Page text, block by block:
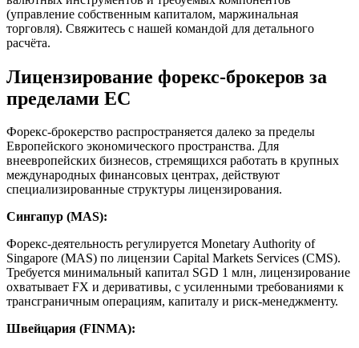
(управление собственным капиталом, маржинальная
торговля). Свяжитесь с нашей командой для детального
расчёта.
Лицензирование форекс-брокеров за
пределами ЕС
Форекс-брокерство распространяется далеко за пределы
Европейского экономического пространства. Для
внеевропейских бизнесов, стремящихся работать в крупных
международных финансовых центрах, действуют
специализированные структуры лицензирования.
Сингапур (MAS):
Форекс-деятельность регулируется Monetary Authority of
Singapore (MAS) по лицензии Capital Markets Services (CMS).
Требуется минимальный капитал SGD 1 млн, лицензирование
охватывает FX и деривативы, с усиленными требованиями к
трансграничным операциям, капиталу и риск-менеджменту.
Швейцария (FINMA):